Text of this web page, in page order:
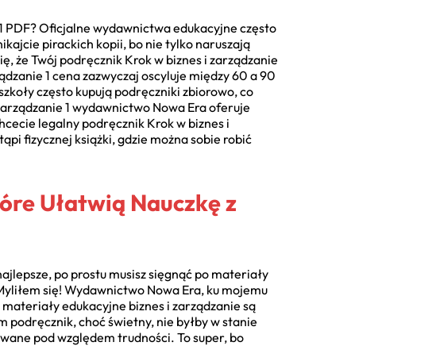
Oficjalne wydawnictwa edukacyjne często
pirackich kopii, bo nie tylko naruszają
że Twój podręcznik Krok w biznes i zarządzanie
1 cena zazwyczaj oscyluje między 60 a 90
często kupują podręczniki zbiorowo, co
1 wydawnictwo Nowa Era oferuje
legalny podręcznik Krok w biznes i
fizycznej książki, gdzie można sobie robić
Ułatwią Nauczkę z
po prostu musisz sięgnąć po materiały
się! Wydawnictwo Nowa Era, ku mojemu
edukacyjne biznes i zarządzanie są
podręcznik, choć świetny, nie byłby w stanie
pod względem trudności. To super, bo